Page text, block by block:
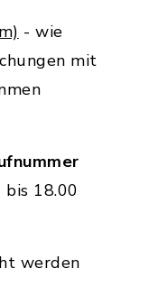
- wie
mit
18.00
werden